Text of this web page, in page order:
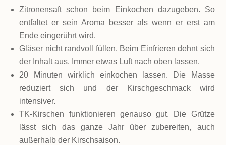
Zitronensaft schon beim Einkochen dazugeben. So
entfaltet er sein Aroma besser als wenn er erst am
Ende eingerührt wird.
Gläser nicht randvoll füllen. Beim Einfrieren dehnt sich
der Inhalt aus. Immer etwas Luft nach oben lassen.
20 Minuten wirklich einkochen lassen. Die Masse
reduziert sich und der Kirschgeschmack wird
intensiver.
TK-Kirschen funktionieren genauso gut. Die Grütze
lässt sich das ganze Jahr über zubereiten, auch
außerhalb der Kirschsaison.